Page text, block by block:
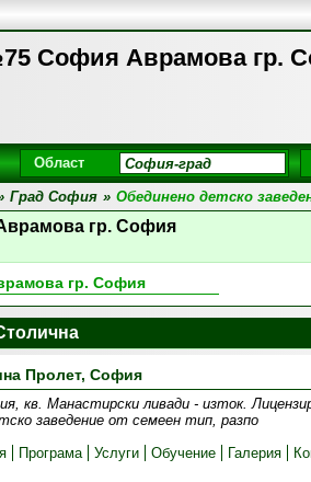
София Аврамова гр.
Област
Град София » Обединено детско
гр. София
гр. София
Пролет, София
кв. Манастирски ливади - изток.
заведение от семеен тип, разпо
Програма Услуги Обучение Галерия